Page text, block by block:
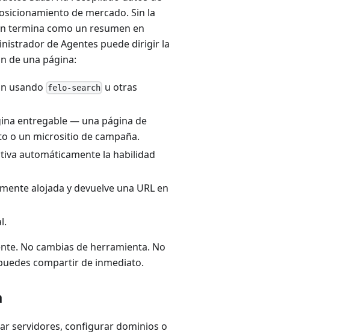
de mercado. Sin la
termina como un resumen en
de Agentes puede dirigir la
de una página:
usando felo-search u otras
entregable — una página de
o un micrositio de campaña.
automáticamente la habilidad
alojada y devuelve una URL en
No cambias de herramienta. No
compartir de inmediato.
servidores, configurar dominios o